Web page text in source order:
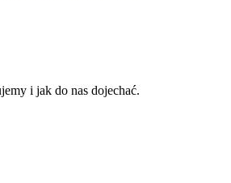
i jak do nas dojechać.